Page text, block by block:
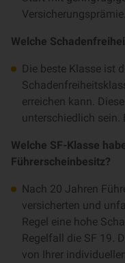
Versicherungsprämie.
Welche
Die beste Klasse ist
erreichen kann.
unterschiedlich sein.
Welche SF-Klasse
Führerscheinbesitz?
Nach 20 Jahren
versicherten und
Regel eine hohe
Regelfall die SF 19.
von Ihrer